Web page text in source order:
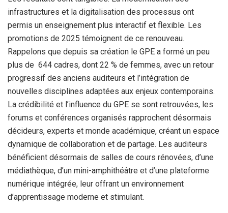
infrastructures et la digitalisation des processus ont
permis un enseignement plus interactif et flexible. Les
promotions de 2025 témoignent de ce renouveau.
Rappelons que depuis sa création le GPE a formé un peu
plus de 644 cadres, dont 22 % de femmes, avec un retour
progressif des anciens auditeurs et l’intégration de
nouvelles disciplines adaptées aux enjeux contemporains.
La crédibilité et l’influence du GPE se sont retrouvées, les
forums et conférences organisés rapprochent désormais
décideurs, experts et monde académique, créant un espace
dynamique de collaboration et de partage. Les auditeurs
bénéficient désormais de salles de cours rénovées, d’une
médiathèque, d’un mini-amphithéâtre et d’une plateforme
numérique intégrée, leur offrant un environnement
d’apprentissage moderne et stimulant.